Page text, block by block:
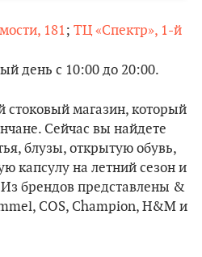
181; ТЦ «Спектр», 1-й
день с 10:00 до 20:00.
стоковый магазин, который
Сейчас вы найдете
блузы, открытую обувь,
капсулу на летний сезон и
брендов представлены &
COS, Champion, H&M и